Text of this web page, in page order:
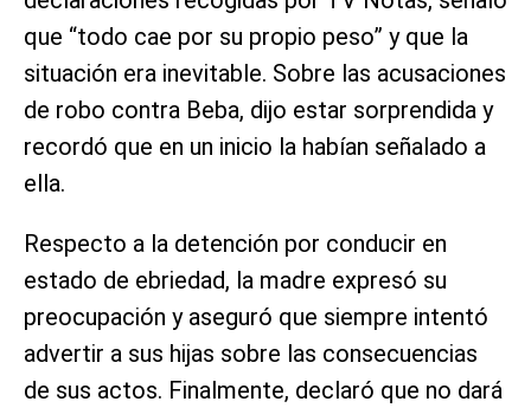
que “todo cae por su propio peso” y que la
situación era inevitable. Sobre las acusaciones
de robo contra Beba, dijo estar sorprendida y
recordó que en un inicio la habían señalado a
ella.
Respecto a la detención por conducir en
estado de ebriedad, la madre expresó su
preocupación y aseguró que siempre intentó
advertir a sus hijas sobre las consecuencias
de sus actos. Finalmente, declaró que no dará